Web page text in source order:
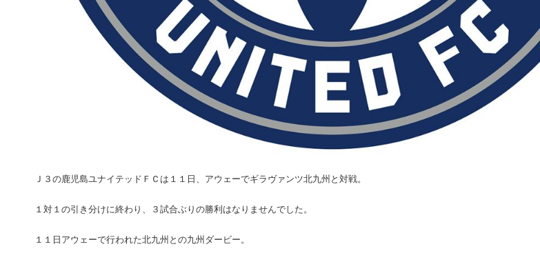
Ｊ３の鹿児島ユナイテッドＦＣは１１日、アウェーでギラヴァンツ北九州と対戦。
１対１の引き分けに終わり、３試合ぶりの勝利はなりませんでした。
１１日アウェーで行われた北九州との九州ダービー。